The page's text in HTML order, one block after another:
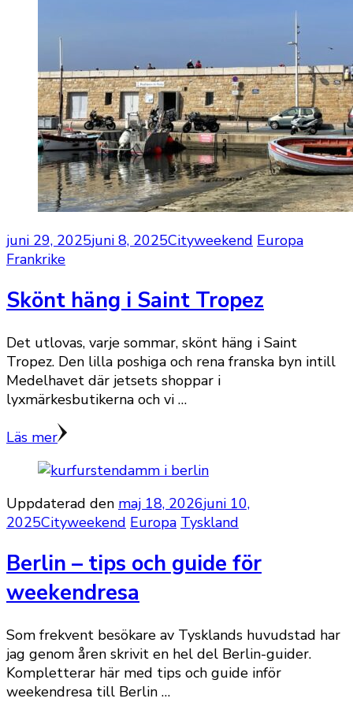
juni 29, 2025juni 8, 2025Cityweekend Europa
Frankrike
Skönt häng i Saint Tropez
Det utlovas, varje sommar, skönt häng i Saint
Tropez. Den lilla poshiga och rena franska byn intill
Medelhavet där jetsets shoppar i
lyxmärkesbutikerna och vi …
Läs mer
Uppdaterad den maj 18, 2026juni 10,
2025Cityweekend Europa Tyskland
Berlin – tips och guide för
weekendresa
Som frekvent besökare av Tysklands huvudstad har
jag genom åren skrivit en hel del Berlin-guider.
Kompletterar här med tips och guide inför
weekendresa till Berlin …